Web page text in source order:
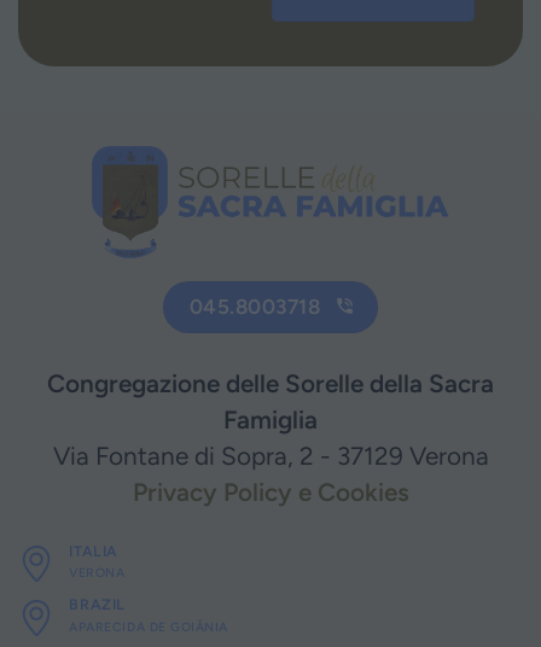
045.8003718
Congregazione delle Sorelle della Sacra
Famiglia
Via Fontane di Sopra, 2 - 37129 Verona
Privacy Policy e Cookies
ITALIA
VERONA
BRAZIL
APARECIDA DE GOIÂNIA